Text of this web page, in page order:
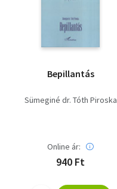
Bepillantás
Sümeginé dr. Tóth Piroska
Online ár:
940 Ft